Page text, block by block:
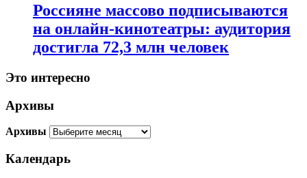
Россияне массово подписываются
на онлайн-кинотеатры: аудитория
достигла 72,3 млн человек
Это интересно
Архивы
Архивы
Календарь